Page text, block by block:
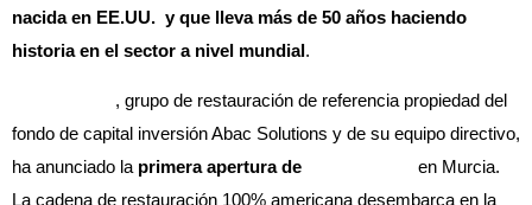
nacida en EE.UU. y que lleva más de 50 años haciendo
historia en el sector a nivel mundial.
, grupo de restauración de referencia propiedad del
fondo de capital inversión Abac Solutions y de su equipo directivo,
ha anunciado la primera apertura de
en Murcia.
La cadena de restauración 100% americana desembarca en la